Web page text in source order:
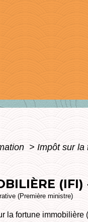
> Impôt sur la
(Première ministre)
la fortune